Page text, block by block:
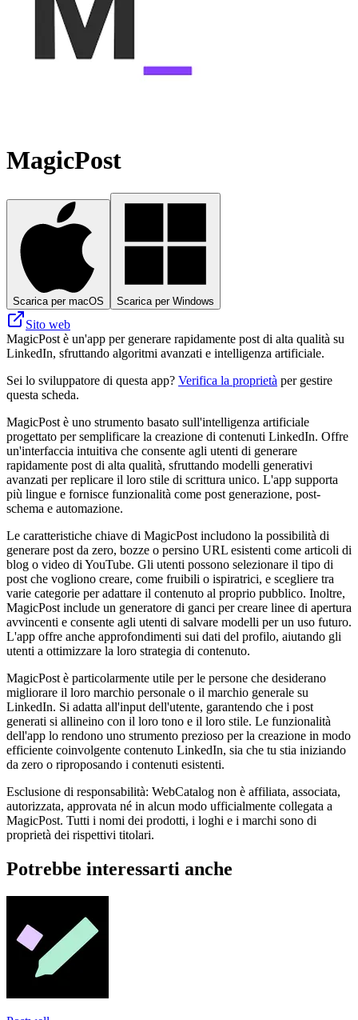
MagicPost
Scarica per macOS Scarica per Windows
Sito web
MagicPost è un'app per generare rapidamente post di alta qualità su
LinkedIn, sfruttando algoritmi avanzati e intelligenza artificiale.
Sei lo sviluppatore di questa app? Verifica la proprietà per gestire
questa scheda.
MagicPost è uno strumento basato sull'intelligenza artificiale
progettato per semplificare la creazione di contenuti LinkedIn. Offre
un'interfaccia intuitiva che consente agli utenti di generare
rapidamente post di alta qualità, sfruttando modelli generativi
avanzati per replicare il loro stile di scrittura unico. L'app supporta
più lingue e fornisce funzionalità come post generazione, post-
schema e automazione.
Le caratteristiche chiave di MagicPost includono la possibilità di
generare post da zero, bozze o persino URL esistenti come articoli di
blog o video di YouTube. Gli utenti possono selezionare il tipo di
post che vogliono creare, come fruibili o ispiratrici, e scegliere tra
varie categorie per adattare il contenuto al proprio pubblico. Inoltre,
MagicPost include un generatore di ganci per creare linee di apertura
avvincenti e consente agli utenti di salvare modelli per un uso futuro.
L'app offre anche approfondimenti sui dati del profilo, aiutando gli
utenti a ottimizzare la loro strategia di contenuto.
MagicPost è particolarmente utile per le persone che desiderano
migliorare il loro marchio personale o il marchio generale su
LinkedIn. Si adatta all'input dell'utente, garantendo che i post
generati si allineino con il loro tono e il loro stile. Le funzionalità
dell'app lo rendono uno strumento prezioso per la creazione in modo
efficiente coinvolgente contenuto LinkedIn, sia che tu stia iniziando
da zero o riproposando i contenuti esistenti.
Esclusione di responsabilità: WebCatalog non è affiliata, associata,
autorizzata, approvata né in alcun modo ufficialmente collegata a
MagicPost. Tutti i nomi dei prodotti, i loghi e i marchi sono di
proprietà dei rispettivi titolari.
Potrebbe interessarti anche